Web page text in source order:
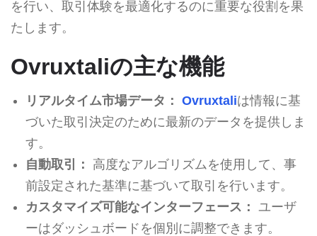
を行い、取引体験を最適化するのに重要な役割を果
たします。
Ovruxtaliの主な機能
リアルタイム市場データ： Ovruxtaliは情報に基
づいた取引決定のために最新のデータを提供しま
す。
自動取引：
高度なアルゴリズムを使用して、事
前設定された基準に基づいて取引を行います。
カスタマイズ可能なインターフェース：
ユーザ
ーはダッシュボードを個別に調整できます。